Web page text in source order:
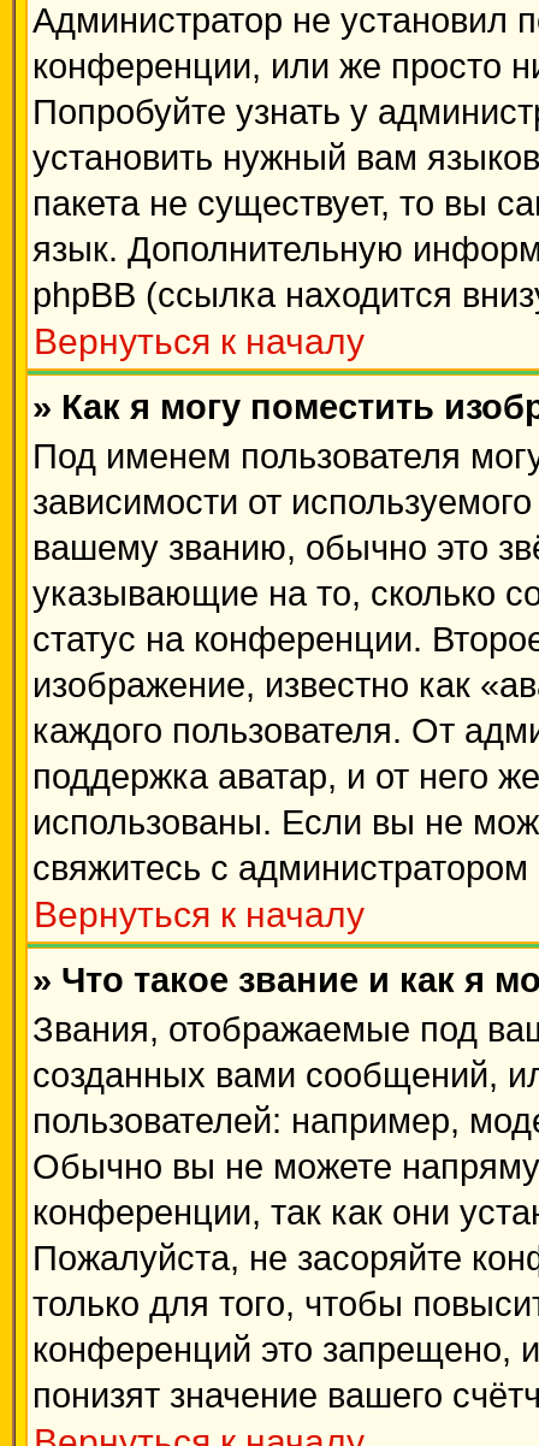
Администратор не установил
конференции, или же просто
Попробуйте узнать у
установить нужный вам
пакета не существует, то вы
язык. Дополнительную
phpBB (ссылка находится
Вернуться к началу
» Как я могу поместить
Под именем пользователя
зависимости от
вашему званию, обычно это
указывающие на то, сколько
статус на конференции.
изображение, известно как
каждого пользователя. От
поддержка аватар, и от него
использованы. Если вы не
свяжитесь с
Вернуться к началу
» Что такое звание и как я
Звания, отображаемые под
созданных вами сообщений,
пользователей: например,
Обычно вы не можете
конференции, так как они
Пожалуйста, не засоряйте
только для того, чтобы
конференций это запрещено,
понизят значение вашего